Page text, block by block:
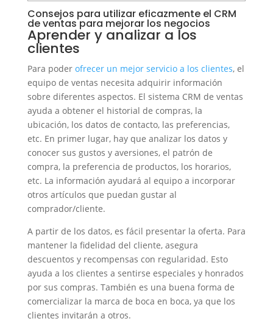
Consejos para utilizar eficazmente el CRM
de ventas para mejorar los negocios
Aprender y analizar a los
clientes
Para poder ofrecer un mejor servicio a los clientes, el
equipo de ventas necesita adquirir información
sobre diferentes aspectos. El sistema CRM de ventas
ayuda a obtener el historial de compras, la
ubicación, los datos de contacto, las preferencias,
etc. En primer lugar, hay que analizar los datos y
conocer sus gustos y aversiones, el patrón de
compra, la preferencia de productos, los horarios,
etc. La información ayudará al equipo a incorporar
otros artículos que puedan gustar al
comprador/cliente.
A partir de los datos, es fácil presentar la oferta. Para
mantener la fidelidad del cliente, asegura
descuentos y recompensas con regularidad. Esto
ayuda a los clientes a sentirse especiales y honrados
por sus compras. También es una buena forma de
comercializar la marca de boca en boca, ya que los
clientes invitarán a otros.